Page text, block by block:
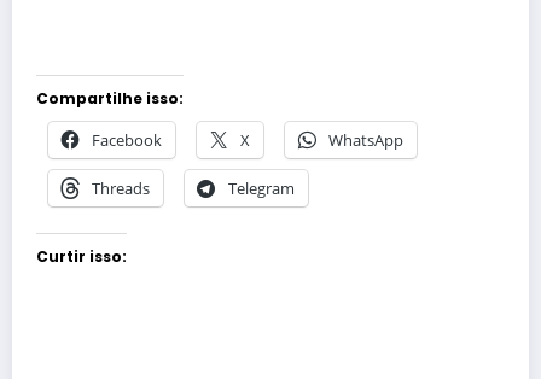
Compartilhe isso:
Facebook X WhatsApp
Threads Telegram
Curtir isso: